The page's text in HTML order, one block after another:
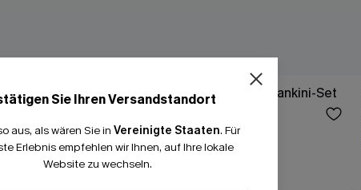
Set in
Schwarzes Mid-Waist Spitze-Tankini-Set
Sie Ihren Versandstandort
aus, als wären Sie in Vereinigte Staaten. Für
Erlebnis empfehlen wir Ihnen, auf Ihre lokale
Website zu wechseln.